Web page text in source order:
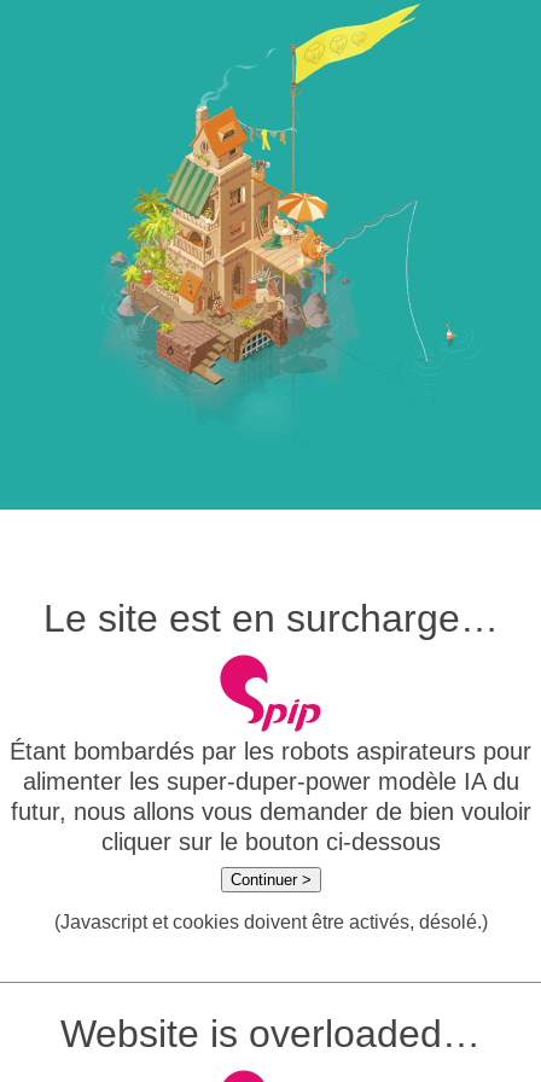
Le site est en surcharge…
Étant bombardés par les robots aspirateurs pour
alimenter les super-duper-power modèle IA du
futur, nous allons vous demander de bien vouloir
cliquer sur le bouton ci-dessous
Continuer >
(Javascript et cookies doivent être activés, désolé.)
Website is overloaded…